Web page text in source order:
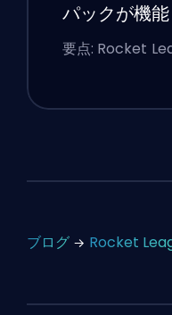
パックが機
法
要点: Rocket
ブログ Rocket